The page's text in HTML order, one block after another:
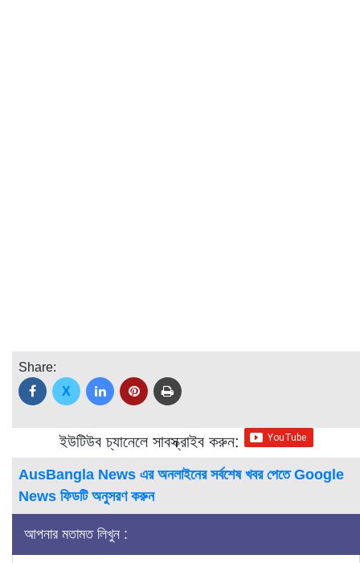
Share:
X
ইউটিউব চ্যানেলে সাবস্ক্রাইব করুন:
AusBangla News এর অনলাইনের সর্বশেষ খবর পেতে Google
News ফিডটি অনুসরণ করুন
আপনার মতামত লিখুন :